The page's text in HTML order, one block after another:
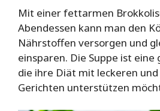
Mit einer fettarmen
Abendessen kann man den
Nährstoffen versorgen und
einsparen. Die Suppe ist
die ihre Diät mit leckeren
Gerichten unterstützen